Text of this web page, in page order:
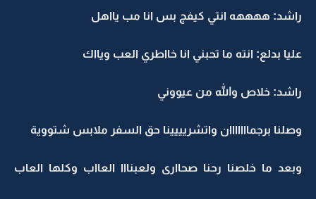
راشد: ههههه انتي كيفج بس انا مب يااهل
عليا بدلع: انته ما تحبني انا خااطري العب ويااك
راشد: خلاص والله من عيووني
وصلنا برجمااااااان واتشريييينا حق السفر ملابس شتووية
وبعد ما خلصنا رحنا صحاارى ولعبنااا العااب وكلها العاب